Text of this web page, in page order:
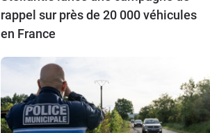
rappel sur près de 20 000 véhicules
en France